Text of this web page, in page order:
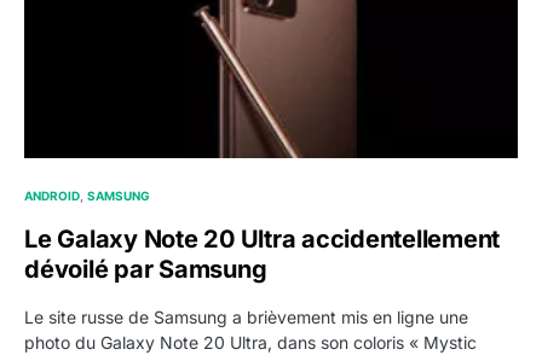
ANDROID SAMSUNG
Le Galaxy Note 20 Ultra accidentellement
dévoilé par Samsung
Le site russe de Samsung a brièvement mis en ligne une
photo du Galaxy Note 20 Ultra, dans son coloris « Mystic